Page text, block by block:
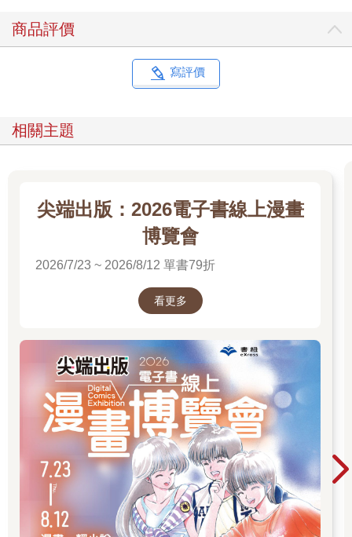
商品評價
寫評價
相關主題
尖端出版：2026電子書線上漫畫
博覽會
2026/7/23 ~ 2026/8/12 單書79折
看更多